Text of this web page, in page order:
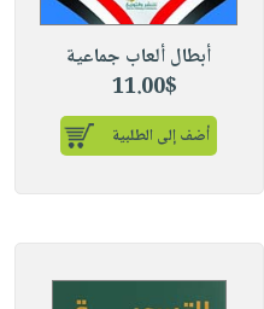
أبطال ألعاب جماعية
11.00$
أضف إلى الطلبية